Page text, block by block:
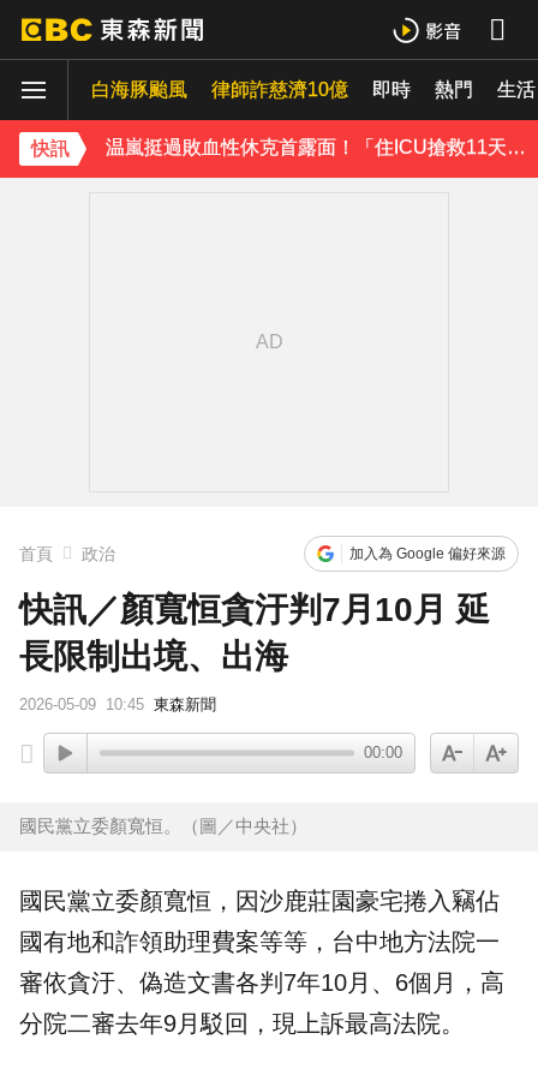
白海豚颱風 律師詐慈濟10億 即時 熱門 生活
快訊
下載東森App，隨時掌握天下大小事！
温嵐挺過敗血性休克首露面！「住ICU搶救11天」曝最新近況：讓大家擔心了
首頁 政治 加入為 Google 偏好來源
快訊／顏寬恒貪汙判7月10月 延
長限制出境、出海
2026-05-09 10:45 東森新聞
00:00
國民黨立委顏寬恒。（圖／中央社）
國民黨立委顏寬恒 ，因沙鹿莊園豪宅捲入竊佔
國有地和詐領助理費案等等，台中地方法院一
審依貪汙、 偽造文書各判7年10月、6個月，高
分院二審去年9月駁回，現上訴最高法院。